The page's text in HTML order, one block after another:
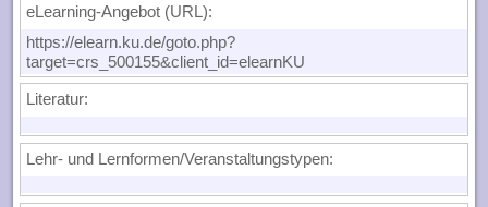
eLearning-Angebot (URL):
https://elearn.ku.de/goto.php?
target=crs_500155&client_id=elearnKU
Literatur:
Lehr- und Lernformen/Veranstaltungstypen: